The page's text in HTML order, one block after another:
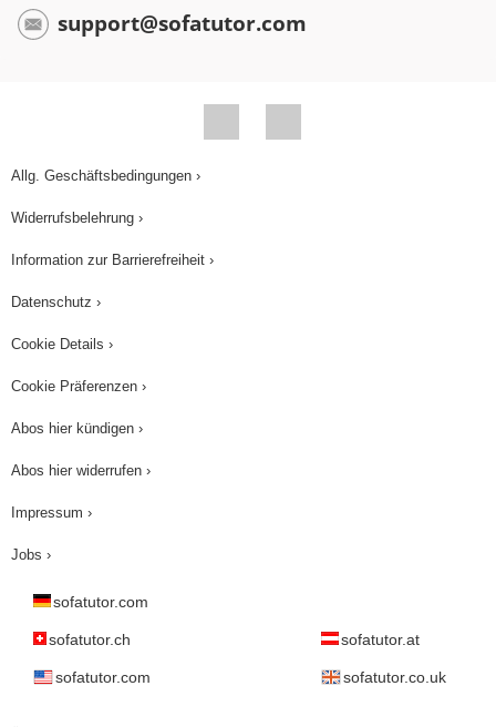
support@sofatutor.com
Allg. Geschäftsbedingungen ›
Widerrufsbelehrung ›
Information zur Barrierefreiheit ›
Datenschutz ›
Cookie Details ›
Cookie Präferenzen ›
Abos hier kündigen ›
Abos hier widerrufen ›
Impressum ›
Jobs ›
sofatutor.com
sofatutor.ch sofatutor.at
sofatutor.com sofatutor.co.uk